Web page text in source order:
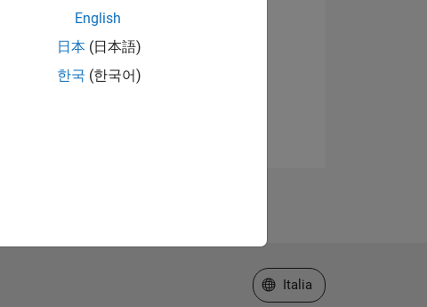
English
日本 (日本語)
한국 (한국어)
Seleziona un sito web
Italia